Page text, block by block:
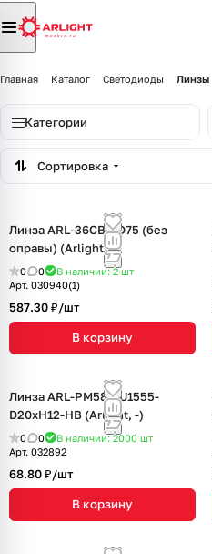
Главная Каталог Светодиоды Линзы
Категории
Сортировка
Линза ARL-36CBT-D75 (без
оправы) (Arlight, -)
0 0 В наличии: 2шт
Арт. 030940(1)
587.30 ₽/шт
В корзину
Линза ARL-PM585-U1555-
D20xH12-HB (Arlight, -)
0 0 В наличии: 2000 шт
Арт. 032892
68.80 ₽/шт
В корзину